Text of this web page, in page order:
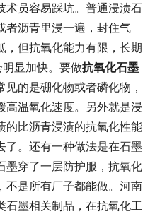
术员容易踩坑。普通浸渍石
者沥青里浸一遍，封住气
，但抗氧化能力有限，长期
显加快。要做抗氧化石墨
的是硼化物或者磷化物，
高温氧化速度。另外就是浸
的比沥青浸渍的抗氧化性能
了。还有一种做法是在石墨
墨穿了一层防护服，抗氧化
不是所有厂子都能做。河南
石墨相关制品，在抗氧化工